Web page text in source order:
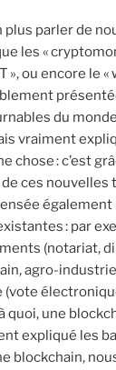
plus parler de
les «
», ou encore le «
du
vraiment
chose : c’est
de ces
: par
(notariat,
agro-
(vote
quoi, une
expliqué les
blockchain,